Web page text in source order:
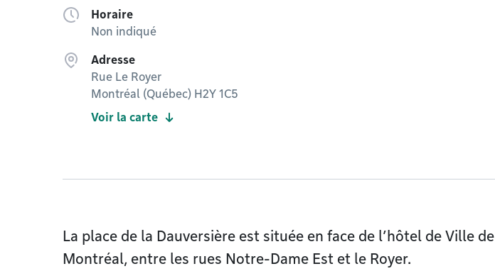
Horaire
Non indiqué
Adresse
Rue Le Royer
Montréal (Québec) H2Y 1C5
Voir la carte
La place de la Dauversière est située en face de l’hôtel de Ville de
Montréal, entre les rues Notre-Dame Est et le Royer.